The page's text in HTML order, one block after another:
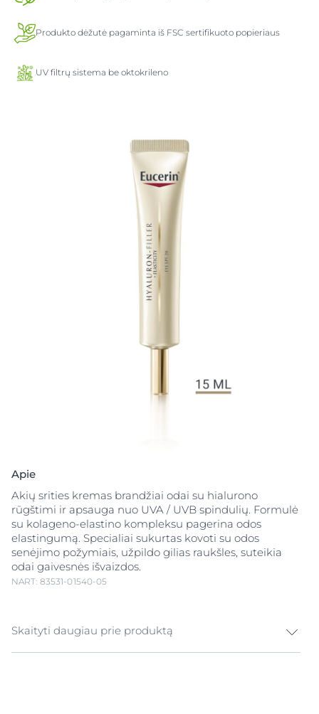
Produkto dėžutė pagaminta iš FSC sertifikuoto popieriaus
UV filtrų sistema be oktokrileno
Apie
Akių srities kremas brandžiai odai su hialurono
rūgštimi ir apsauga nuo UVA / UVB spindulių. Formulė
su kolageno-elastino kompleksu pagerina odos
elastingumą. Specialiai sukurtas kovoti su odos
senėjimo požymiais, užpildo gilias raukšles, suteikia
odai gaivesnės išvaizdos.
NART: 83531-01540-05
Skaityti daugiau prie produktą